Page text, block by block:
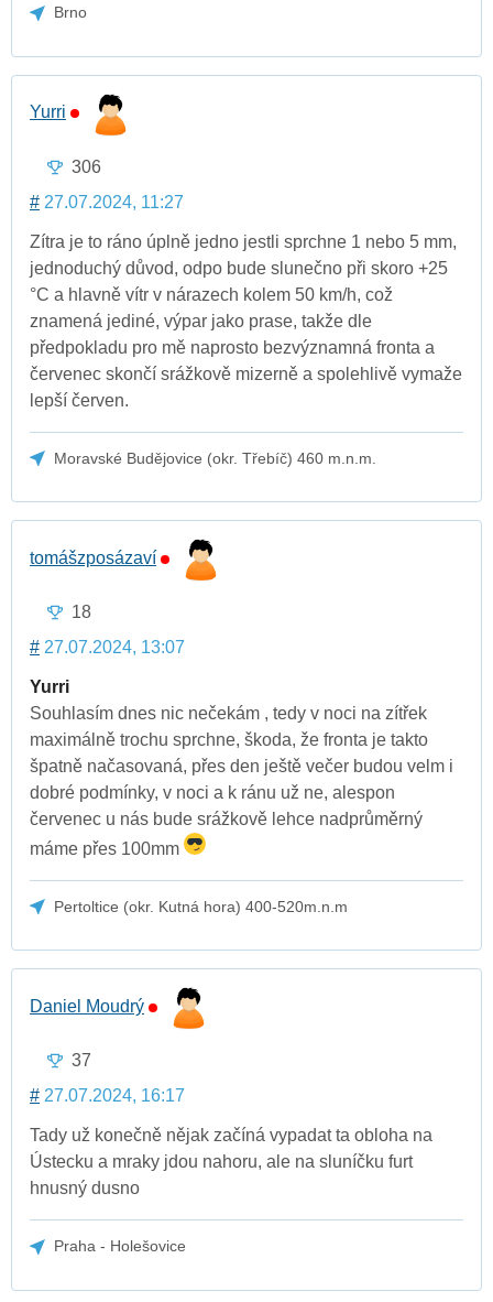
Brno
Yurri
306
# 27.07.2024, 11:27
Zítra je to ráno úplně jedno jestli sprchne 1 nebo 5 mm,
jednoduchý důvod, odpo bude slunečno při skoro +25
°C a hlavně vítr v nárazech kolem 50 km/h, což
znamená jediné, výpar jako prase, takže dle
předpokladu pro mě naprosto bezvýznamná fronta a
červenec skončí srážkově mizerně a spolehlivě vymaže
lepší červen.
Moravské Budějovice (okr. Třebíč) 460 m.n.m.
tomášzposázaví
18
# 27.07.2024, 13:07
Yurri
Souhlasím dnes nic nečekám , tedy v noci na zítřek
maximálně trochu sprchne, škoda, že fronta je takto
špatně načasovaná, přes den ještě večer budou velm i
dobré podmínky, v noci a k ránu už ne, alespon
červenec u nás bude srážkově lehce nadprůměrný
máme přes 100mm
Pertoltice (okr. Kutná hora) 400-520m.n.m
Daniel Moudrý
37
# 27.07.2024, 16:17
Tady už konečně nějak začíná vypadat ta obloha na
Ústecku a mraky jdou nahoru, ale na sluníčku furt
hnusný dusno
Praha - Holešovice